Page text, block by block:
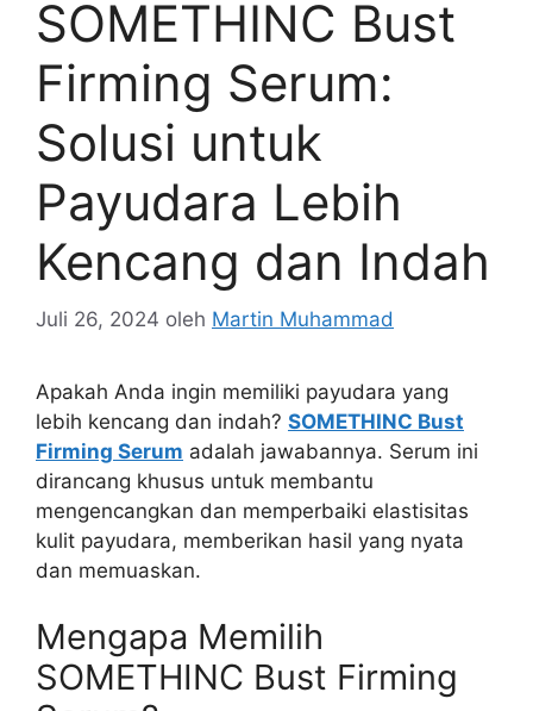
SOMETHINC Bust
Firming Serum:
Solusi untuk
Payudara Lebih
Kencang dan Indah
Juli 26, 2024 oleh Martin Muhammad
Apakah Anda ingin memiliki payudara yang
lebih kencang dan indah? SOMETHINC Bust
Firming Serum adalah jawabannya. Serum ini
dirancang khusus untuk membantu
mengencangkan dan memperbaiki elastisitas
kulit payudara, memberikan hasil yang nyata
dan memuaskan.
Mengapa Memilih
SOMETHINC Bust Firming